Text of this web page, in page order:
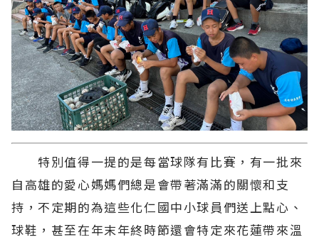
特別值得一提的是每當球隊有比賽，有一批來
自高雄的愛心媽媽們總是會帶著滿滿的關懷和支
持，不定期的為這些化仁國中小球員們送上點心、
球鞋，甚至在年末年終時節還會特定來花蓮帶來溫